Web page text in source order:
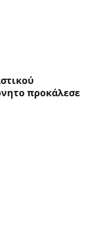
προκάλεσε